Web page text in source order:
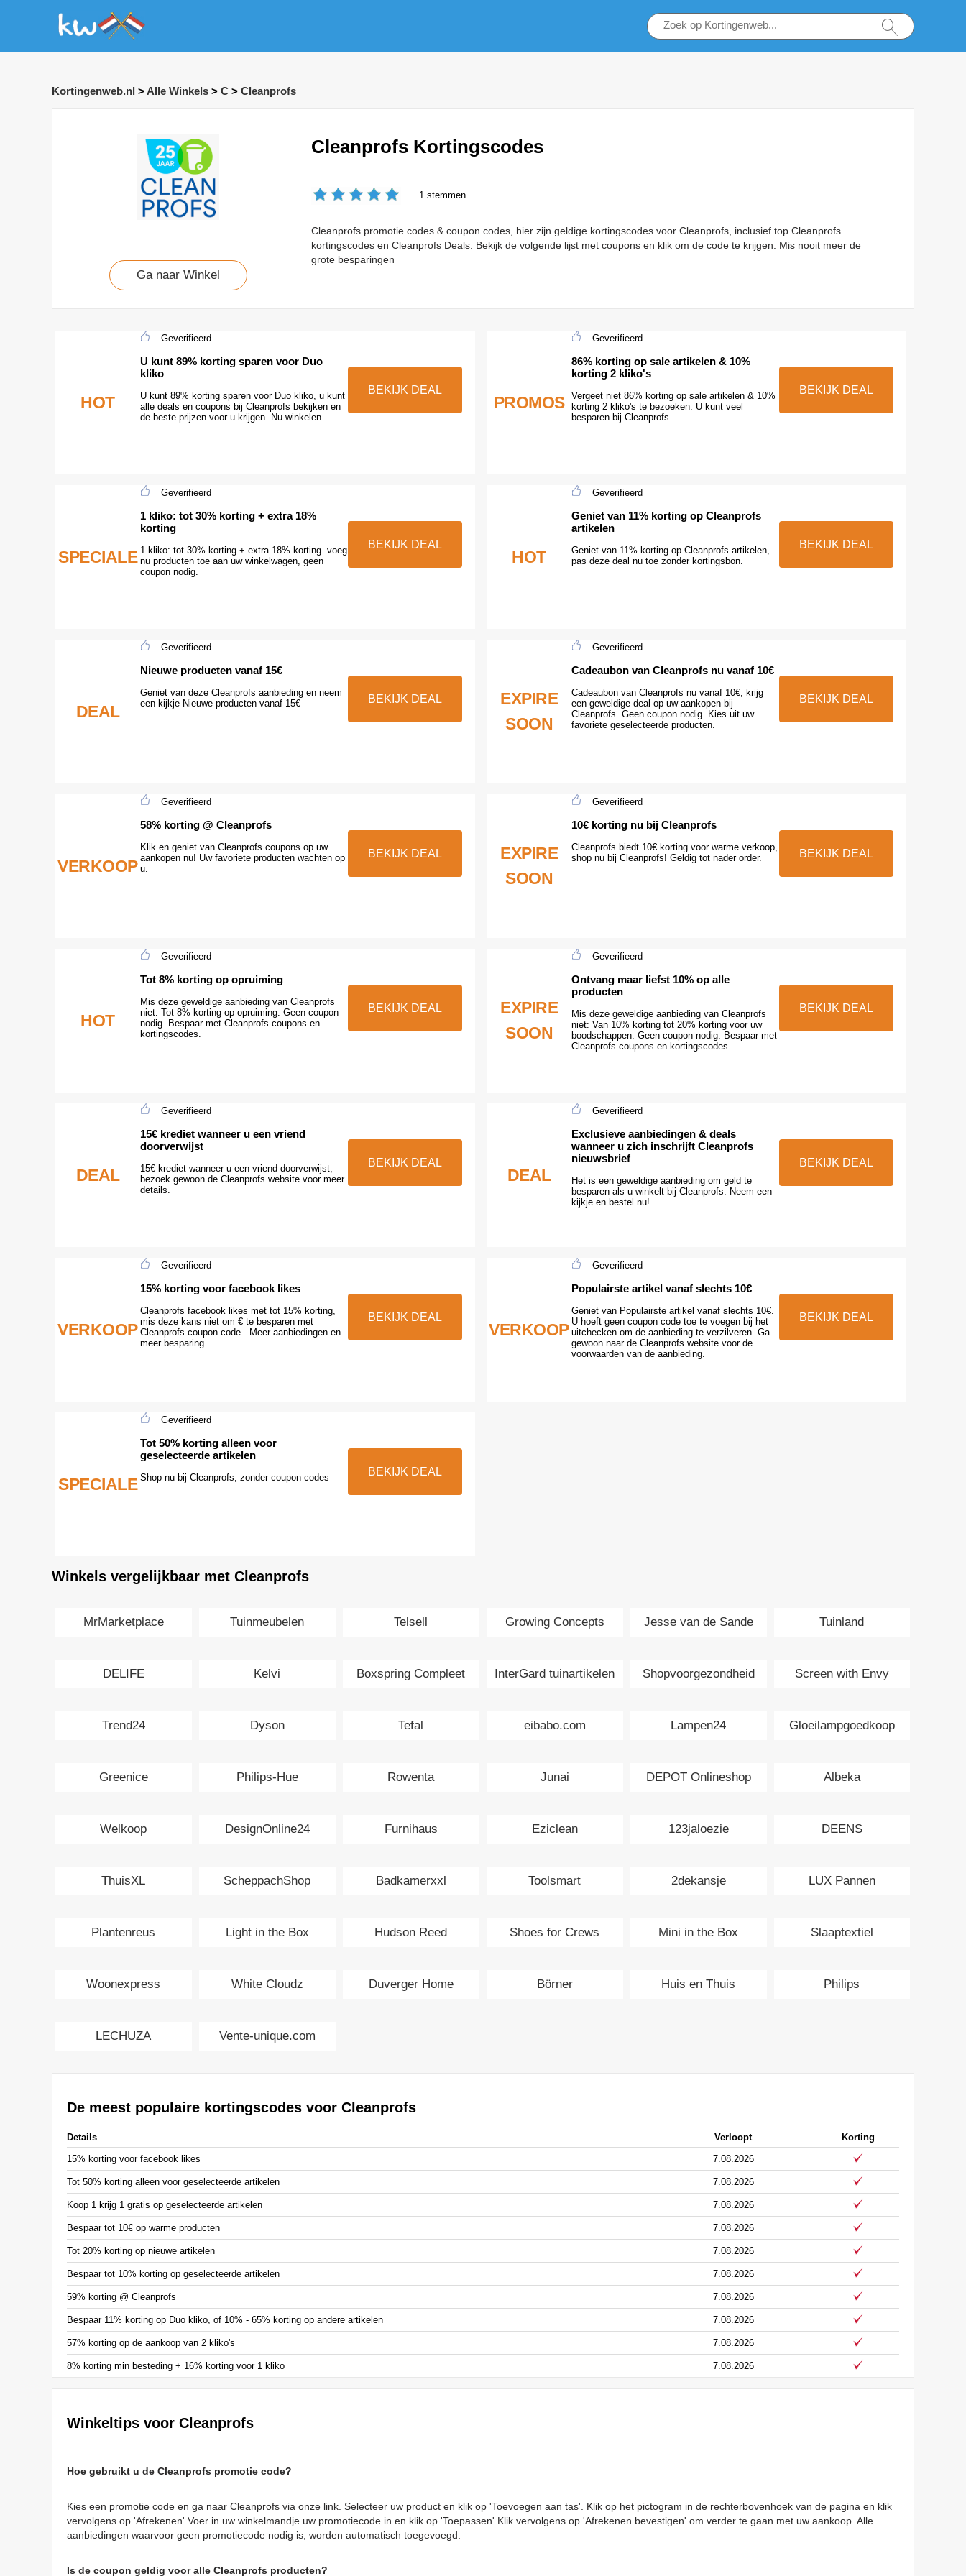
Kortingenweb.nl > Alle Winkels > C > Cleanprofs
Ga naar Winkel
Cleanprofs Kortingscodes
1 stemmen
Cleanprofs promotie codes & coupon codes, hier zijn geldige kortingscodes voor Cleanprofs, inclusief top Cleanprofs
kortingscodes en Cleanprofs Deals. Bekijk de volgende lijst met coupons en klik om de code te krijgen. Mis nooit meer de
grote besparingen
HOT
Geverifieerd
U kunt 89% korting sparen voor Duo
kliko
U kunt 89% korting sparen voor Duo kliko, u kunt
alle deals en coupons bij Cleanprofs bekijken en
de beste prijzen voor u krijgen. Nu winkelen
BEKIJK DEAL
PROMOS
Geverifieerd
86% korting op sale artikelen & 10%
korting 2 kliko's
Vergeet niet 86% korting op sale artikelen & 10%
korting 2 kliko's te bezoeken. U kunt veel
besparen bij Cleanprofs
BEKIJK DEAL
SPECIALE
Geverifieerd
1 kliko: tot 30% korting + extra 18%
korting
1 kliko: tot 30% korting + extra 18% korting. voeg
nu producten toe aan uw winkelwagen, geen
coupon nodig.
BEKIJK DEAL
HOT
Geverifieerd
Geniet van 11% korting op Cleanprofs
artikelen
Geniet van 11% korting op Cleanprofs artikelen,
pas deze deal nu toe zonder kortingsbon.
BEKIJK DEAL
DEAL
Geverifieerd
Nieuwe producten vanaf 15€
Geniet van deze Cleanprofs aanbieding en neem
een kijkje Nieuwe producten vanaf 15€
BEKIJK DEAL
EXPIRE
SOON
Geverifieerd
Cadeaubon van Cleanprofs nu vanaf 10€
Cadeaubon van Cleanprofs nu vanaf 10€, krijg
een geweldige deal op uw aankopen bij
Cleanprofs. Geen coupon nodig. Kies uit uw
favoriete geselecteerde producten.
BEKIJK DEAL
VERKOOP
Geverifieerd
58% korting @ Cleanprofs
Klik en geniet van Cleanprofs coupons op uw
aankopen nu! Uw favoriete producten wachten op
u.
BEKIJK DEAL
EXPIRE
SOON
Geverifieerd
10€ korting nu bij Cleanprofs
Cleanprofs biedt 10€ korting voor warme verkoop,
shop nu bij Cleanprofs! Geldig tot nader order.
BEKIJK DEAL
HOT
Geverifieerd
Tot 8% korting op opruiming
Mis deze geweldige aanbieding van Cleanprofs
niet: Tot 8% korting op opruiming. Geen coupon
nodig. Bespaar met Cleanprofs coupons en
kortingscodes.
BEKIJK DEAL
EXPIRE
SOON
Geverifieerd
Ontvang maar liefst 10% op alle
producten
Mis deze geweldige aanbieding van Cleanprofs
niet: Van 10% korting tot 20% korting voor uw
boodschappen. Geen coupon nodig. Bespaar met
Cleanprofs coupons en kortingscodes.
BEKIJK DEAL
DEAL
Geverifieerd
15€ krediet wanneer u een vriend
doorverwijst
15€ krediet wanneer u een vriend doorverwijst,
bezoek gewoon de Cleanprofs website voor meer
details.
BEKIJK DEAL
DEAL
Geverifieerd
Exclusieve aanbiedingen & deals
wanneer u zich inschrijft Cleanprofs
nieuwsbrief
Het is een geweldige aanbieding om geld te
besparen als u winkelt bij Cleanprofs. Neem een
kijkje en bestel nu!
BEKIJK DEAL
VERKOOP
Geverifieerd
15% korting voor facebook likes
Cleanprofs facebook likes met tot 15% korting,
mis deze kans niet om € te besparen met
Cleanprofs coupon code . Meer aanbiedingen en
meer besparing.
BEKIJK DEAL
VERKOOP
Geverifieerd
Populairste artikel vanaf slechts 10€
Geniet van Populairste artikel vanaf slechts 10€.
U hoeft geen coupon code toe te voegen bij het
uitchecken om de aanbieding te verzilveren. Ga
gewoon naar de Cleanprofs website voor de
voorwaarden van de aanbieding.
BEKIJK DEAL
SPECIALE
Geverifieerd
Tot 50% korting alleen voor
geselecteerde artikelen
Shop nu bij Cleanprofs, zonder coupon codes BEKIJK DEAL
Winkels vergelijkbaar met Cleanprofs
MrMarketplace Tuinmeubelen Telsell Growing Concepts Jesse van de Sande Tuinland
DELIFE Kelvi Boxspring Compleet InterGard tuinartikelen Shopvoorgezondheid Screen with Envy
Trend24 Dyson Tefal eibabo.com Lampen24 Gloeilampgoedkoop
Greenice Philips-Hue Rowenta Junai DEPOT Onlineshop Albeka
Welkoop DesignOnline24 Furnihaus Eziclean 123jaloezie DEENS
ThuisXL ScheppachShop Badkamerxxl Toolsmart 2dekansje LUX Pannen
Plantenreus Light in the Box Hudson Reed Shoes for Crews Mini in the Box Slaaptextiel
Woonexpress White Cloudz Duverger Home Börner Huis en Thuis Philips
LECHUZA Vente-unique.com
De meest populaire kortingscodes voor Cleanprofs
Details Verloopt
Korting
15% korting voor facebook likes
7.08.2026
Tot 50% korting alleen voor geselecteerde artikelen 7.08.2026
Koop 1 krijg 1 gratis op geselecteerde artikelen 7.08.2026
Bespaar tot 10€ op warme producten 7.08.2026
Tot 20% korting op nieuwe artikelen 7.08.2026
Bespaar tot 10% korting op geselecteerde artikelen 7.08.2026
59% korting @ Cleanprofs 7.08.2026
Bespaar 11% korting op Duo kliko, of 10% - 65% korting op andere artikelen 7.08.2026
57% korting op de aankoop van 2 kliko's 7.08.2026
8% korting min besteding + 16% korting voor 1 kliko 7.08.2026
Winkeltips voor Cleanprofs
Hoe gebruikt u de Cleanprofs promotie code?
Kies een promotie code en ga naar Cleanprofs via onze link. Selecteer uw product en klik op 'Toevoegen aan tas'. Klik op het pictogram in de rechterbovenhoek van de pagina en klik
vervolgens op 'Afrekenen'.Voer in uw winkelmandje uw promotiecode in en klik op 'Toepassen'.Klik vervolgens op 'Afrekenen bevestigen' om verder te gaan met uw aankoop. Alle
aanbiedingen waarvoor geen promotiecode nodig is, worden automatisch toegevoegd.
Is de coupon geldig voor alle Cleanprofs producten?